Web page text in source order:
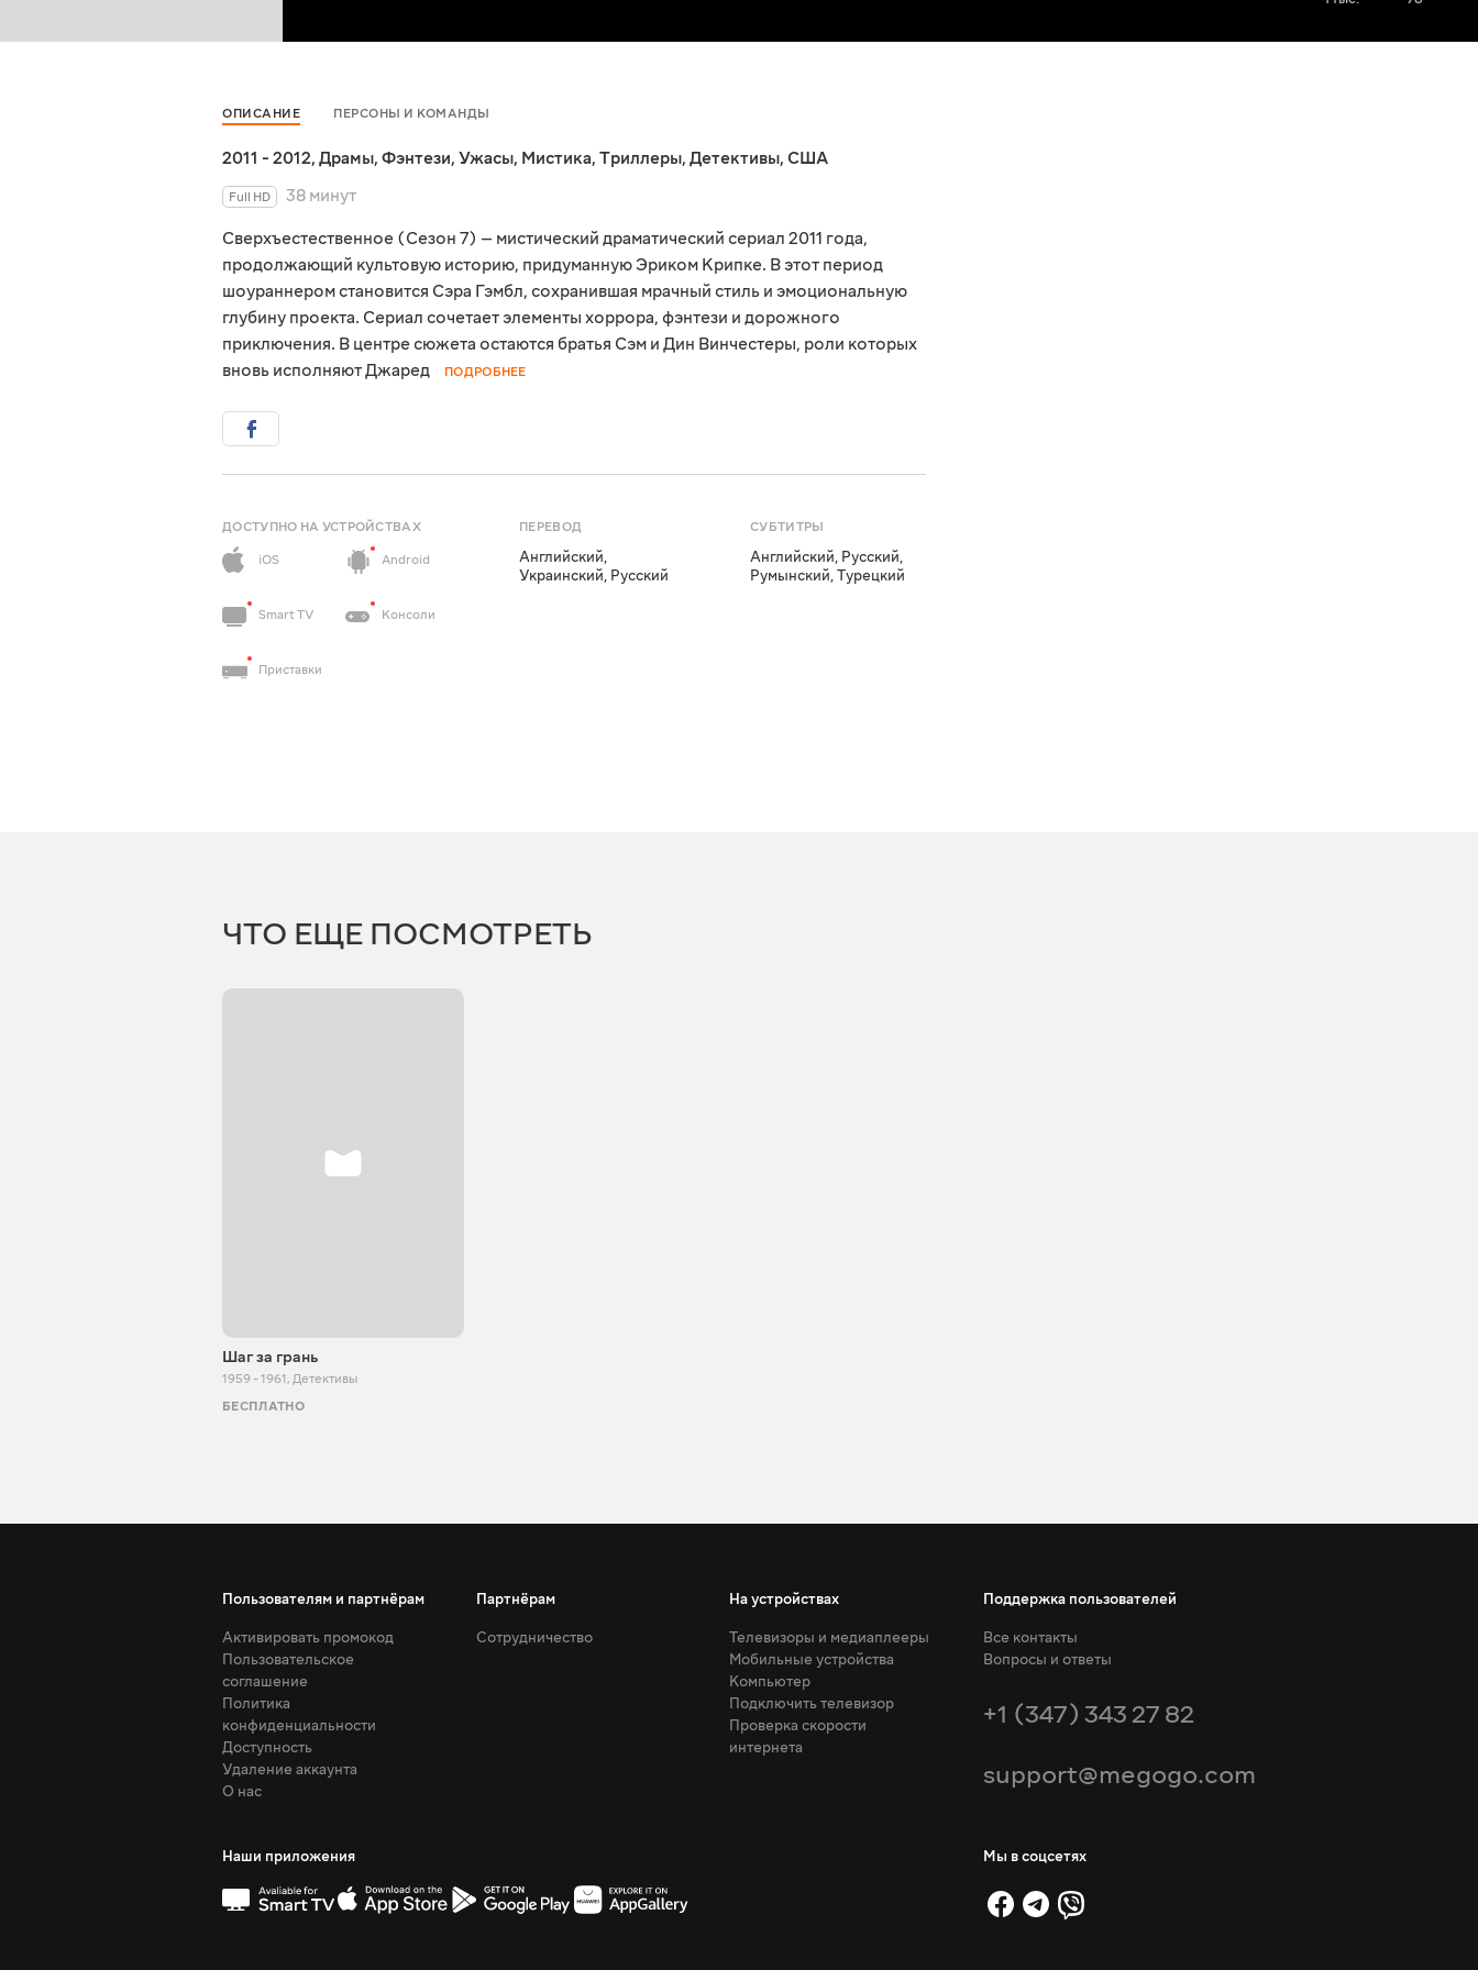
ОПИСАНИЕ ПЕРСОНЫ И КОМАНДЫ
2011 - 2012, Драмы, Фэнтези, Ужасы, Мистика, Триллеры, Детективы, США
Full HD
38 минут
Сверхъестественное (Сезон 7) — мистический драматический сериал 2011 года,
продолжающий культовую историю, придуманную Эриком Крипке. В этот период
шоураннером становится Сэра Гэмбл, сохранившая мрачный стиль и эмоциональную
глубину проекта. Сериал сочетает элементы хоррора, фэнтези и дорожного
приключения. В центре сюжета остаются братья Сэм и Дин Винчестеры, роли которых
вновь исполняют Джаред
ПОДРОБНЕЕ
ДОСТУПНО НА УСТРОЙСТВАХ
iOS
Android
Smart TV Консоли
Приставки
ПЕРЕВОД
Английский,
Украинский, Русский
СУБТИТРЫ
Английский, Русский,
Румынский,Турецкий
ЧТО ЕЩЕ ПОСМОТРЕТЬ
Шаг за грань
1959 - 1961, Детективы
БЕСПЛАТНО
Пользователям и партнёрам
Активировать промокод
Пользовательское
соглашение
Политика
конфиденциальности
Доступность
Удаление аккаунта
О нас
Партнёрам
Сотрудничество
На устройствах
Телевизоры и медиаплееры
Мобильные устройства
Компьютер
Подключить телевизор
Проверка скорости
интернета
Поддержка пользователей
Все контакты
Вопросы и ответы
+1 (347) 343 27 82
support@megogo.com
Наши приложения Мы в соцсетях